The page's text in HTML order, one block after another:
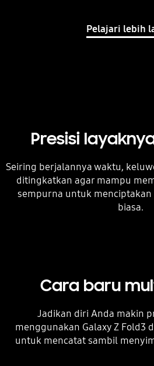
Pelajari lebih
Presisi
Seiring berjalannya waktu,
ditingkatkan agar mampu
sempurna untuk
biasa.
Cara baru
Jadikan diri Anda makin
menggunakan Galaxy Z Fold3
untuk mencatat sambil